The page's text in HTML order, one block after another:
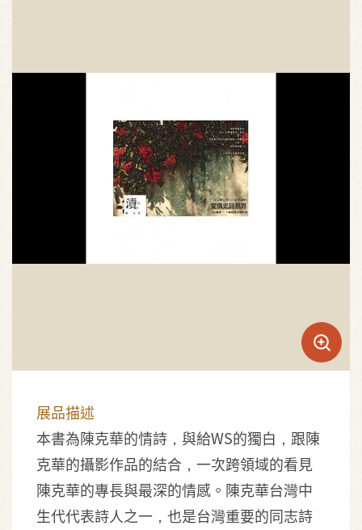
展品描述
本書為陳克華的情詩，與給WS的獨白，跟陳
克華的攝影作品的結合，一次跨領域的看見
陳克華的專長與最深的情感。陳克華台灣中
生代代表詩人之一，也是台灣重要的同志詩